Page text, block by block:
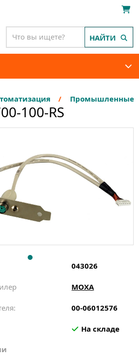
НАЙТИ
Промышленные
100-RS
043026
MOXA
00-06012576
На складе